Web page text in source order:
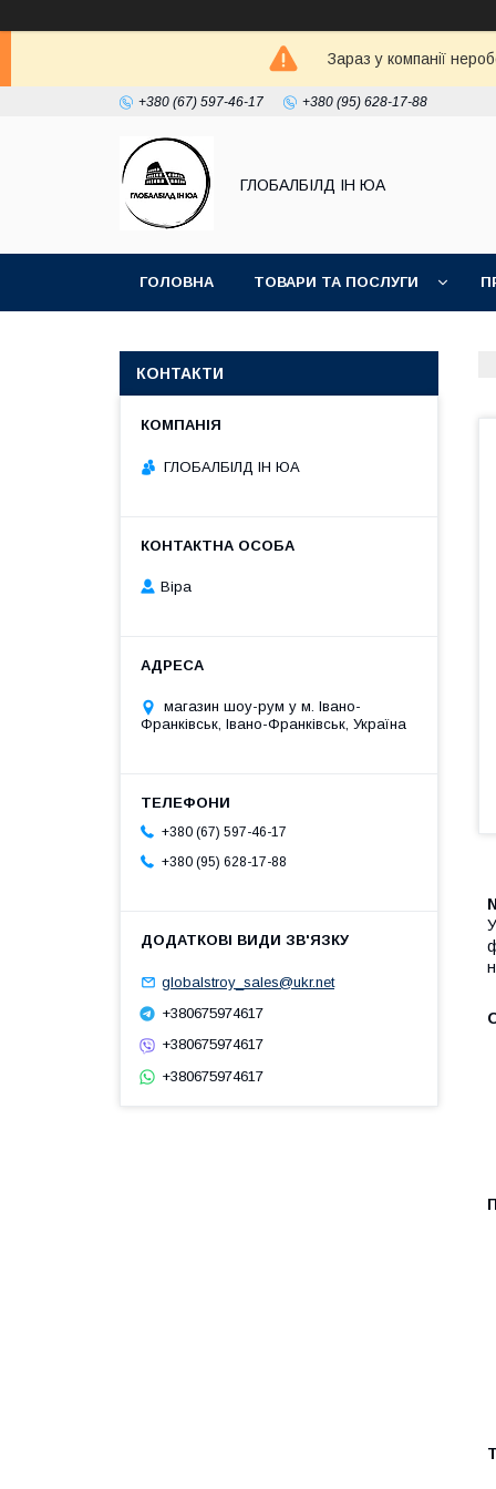
Зараз у компанії
+380 (67) 597-46-17 +380 (95) 628-17-88
ГЛОБАЛБІЛД ІН ЮА
ГОЛОВНА ТОВАРИ ТА ПОСЛУГИ
КОНТАКТИ
ГЛОБАЛБІЛД ІН ЮА
Віра
магазин шоу-рум у м. Івано-
Франківськ, Івано-Франківськ, Україна
+380 (67) 597-46-17
+380 (95) 628-17-88
globalstroy_sales@ukr.net
+380675974617
+380675974617
+380675974617